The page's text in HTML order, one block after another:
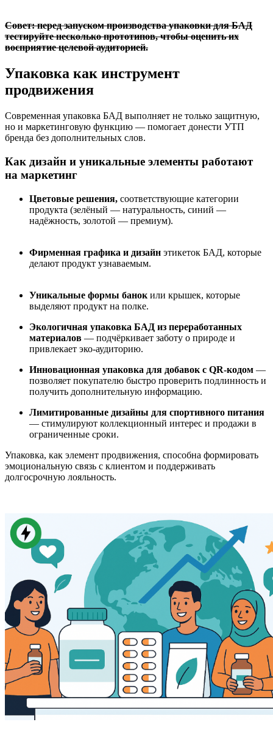
Совет: перед запуском производства упаковки для БАД
тестируйте несколько прототипов, чтобы оценить их
восприятие целевой аудиторией.
Упаковка как инструмент
продвижения
Современная упаковка БАД выполняет не только защитную,
но и маркетинговую функцию — помогает донести УТП
бренда без дополнительных слов.
Как дизайн и уникальные элементы работают
на маркетинг
Цветовые решения, соответствующие категории
продукта (зелёный — натуральность, синий —
надёжность, золотой — премиум).
Фирменная графика и дизайн этикеток БАД, которые
делают продукт узнаваемым.
Уникальные формы банок или крышек, которые
выделяют продукт на полке.
Экологичная упаковка БАД из переработанных
материалов — подчёркивает заботу о природе и
привлекает эко-аудиторию.
Инновационная упаковка для добавок с QR-кодом —
позволяет покупателю быстро проверить подлинность и
получить дополнительную информацию.
Лимитированные дизайны для спортивного питания
— стимулируют коллекционный интерес и продажи в
ограниченные сроки.
Упаковка, как элемент продвижения, способна формировать
эмоциональную связь с клиентом и поддерживать
долгосрочную лояльность.